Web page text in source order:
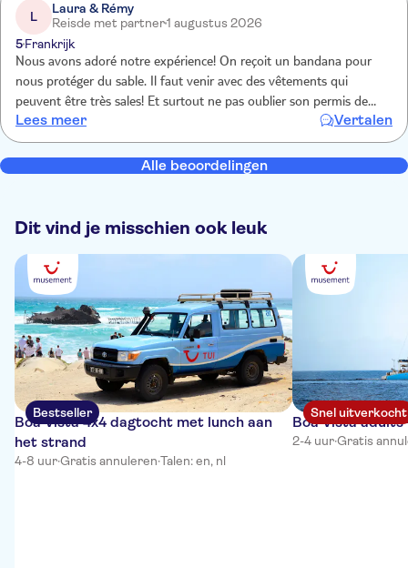
L
Laura & Rémy
Reisde met partner1 augustus 2026
5Frankrijk
Nous avons adoré notre expérience! On reçoit un bandana pour
nous protéger du sable. Il faut venir avec des vêtements qui
peuvent être très sales! Et surtout ne pas oublier son permis de
conduire, sans quoi l'expèrience n'a pas lieu. Les guides étaient très
sympa. Le tour était génial, les arrêts incroyables avec des vues à
couper le souffle! Il y a un photographe tout le long, les photos
Lees meer Vertalen
Alle beoordelingen
Dit vind je misschien ook leuk
Bestseller
Boa Vista 4x4 dagtocht met lunch aan
het strand
4-8 uur·Gratis annuleren·Talen: en, nl
Snel uitverkocht
Boa Vista
2-4 uur·Gratis